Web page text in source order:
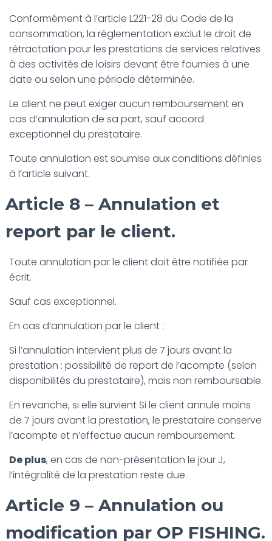
Conformément à l’article L221-28 du Code de la
consommation, la réglementation exclut le droit de
rétractation pour les prestations de services relatives
à des activités de loisirs devant être fournies à une
date ou selon une période déterminée.
Le client ne peut exiger aucun remboursement en
cas d’annulation de sa part, sauf accord
exceptionnel du prestataire.
Toute annulation est soumise aux conditions définies
à l’article suivant.
Article 8 – Annulation et
report par le client.
Toute annulation par le client doit être notifiée par
écrit.
Sauf cas exceptionnel.
En cas d’annulation par le client :
Si l’annulation intervient plus de 7 jours avant la
prestation : possibilité de report de l’acompte (selon
disponibilités du prestataire), mais non remboursable.
En revanche, si elle survient Si le client annule moins
de 7 jours avant la prestation, le prestataire conserve
l’acompte et n’effectue aucun remboursement.
De plus, en cas de non-présentation le jour J,
l’intégralité de la prestation reste due.
Article 9 – Annulation ou
modification par OP FISHING.